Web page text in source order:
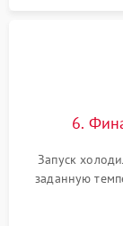
6.
Запуск
заданную
компрессора,